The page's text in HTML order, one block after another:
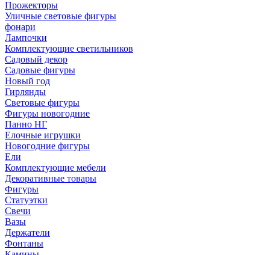
Прожекторы
Уличные световые фигуры
фонари
Лампочки
Комплектующие светильников
Садовый декор
Садовые фигуры
Новый год
Гирлянды
Световые фигуры
Фигуры новогодние
Панно НГ
Елочные игрушки
Новогодние фигуры
Ели
Комплектующие мебели
Декоративные товары
Фигуры
Статуэтки
Свечи
Вазы
Держатели
Фонтаны